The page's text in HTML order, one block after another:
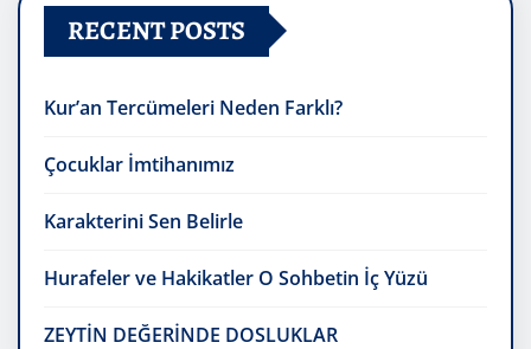
RECENT POSTS
Kur’an Tercümeleri Neden Farklı?
Çocuklar İmtihanımız
Karakterini Sen Belirle
Hurafeler ve Hakikatler O Sohbetin İç Yüzü
ZEYTİN DEĞERİNDE DOSLUKLAR